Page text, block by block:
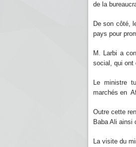
de la
De son côté,
pays pour
M. Larbi a
social, qui ont
Le ministre
marchés en
Outre cette
Baba Ali ainsi
La visite du